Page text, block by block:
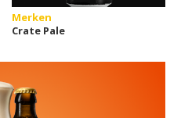
Merken
Crate Pale